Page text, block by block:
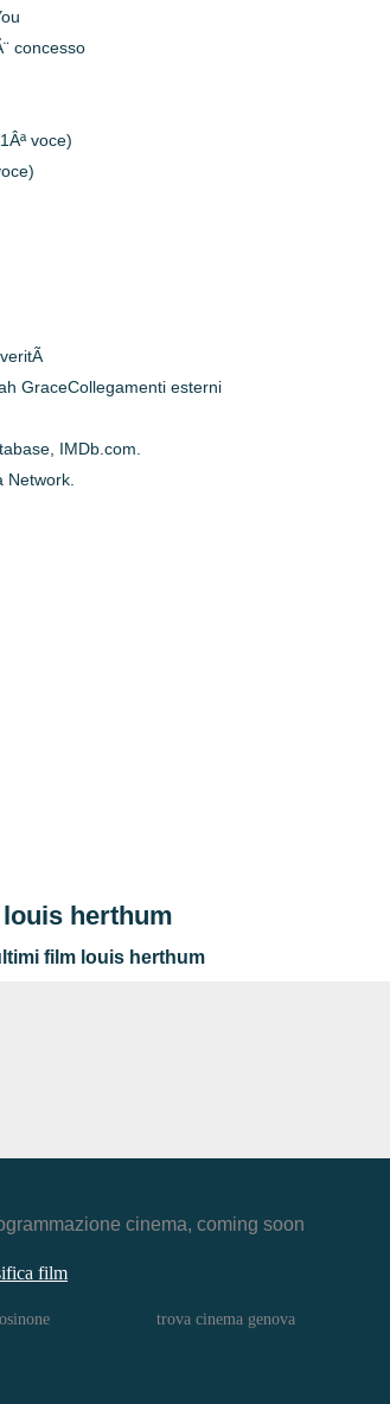
concesso
voce)
GraceCollegamenti esterni
IMDb.com.
Network.
herthum
film louis herthum
cinema, coming soon
film
trova cinema genova